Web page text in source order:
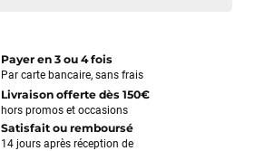
Payer en 3 ou 4 fois
Par carte bancaire, sans frais
Livraison offerte dès 150€
hors promos et occasions
Satisfait ou remboursé
14 jours après réception de